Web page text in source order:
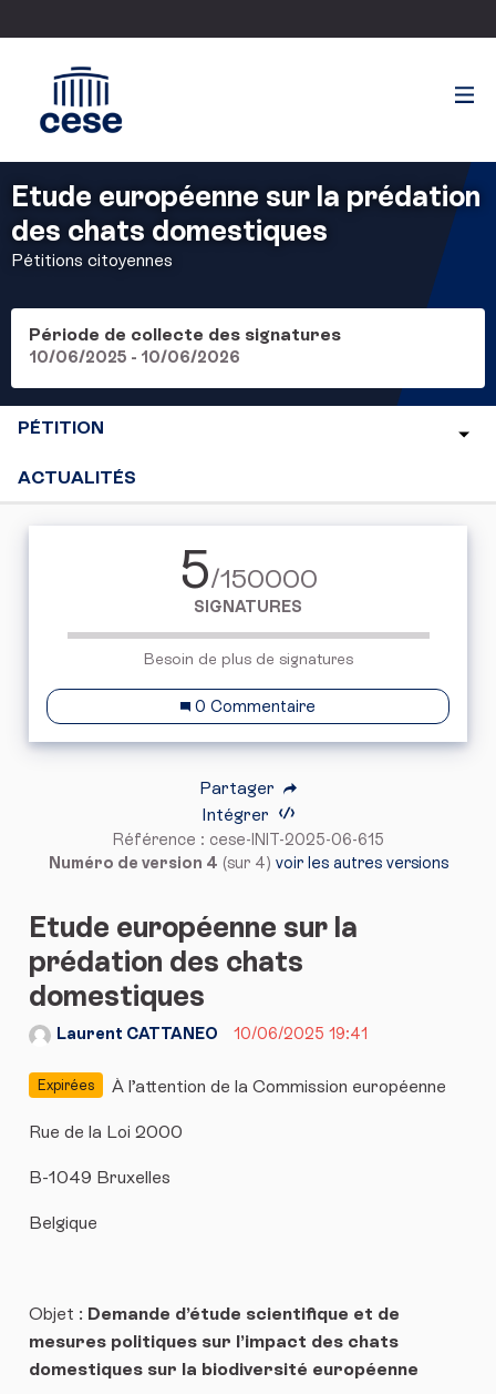
Etude européenne sur la prédation
des chats domestiques
Pétitions citoyennes
Période de collecte des signatures
10/06/2025 - 10/06/2026
PÉTITION
ACTUALITÉS
5/150000
SIGNATURES
Besoin de plus de signatures
0 Commentaire
Partager
Intégrer
Référence : cese-INIT-2025-06-615
Numéro de version 4 (sur 4) voir les autres versions
Etude européenne sur la
prédation des chats
domestiques
Laurent CATTANEO 10/06/2025 19:41
Expirées À l’attention de la Commission européenne
Rue de la Loi 2000
B-1049 Bruxelles
Belgique
Objet : Demande d’étude scientifique et de
mesures politiques sur l’impact des chats
domestiques sur la biodiversité européenne